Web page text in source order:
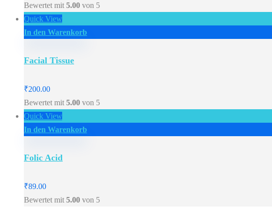
Bewertet mit 5.00 von 5
Quick View
In den Warenkorb
Facial Tissue
₹200.00
Bewertet mit 5.00 von 5
Quick View
In den Warenkorb
Folic Acid
₹89.00
Bewertet mit 5.00 von 5